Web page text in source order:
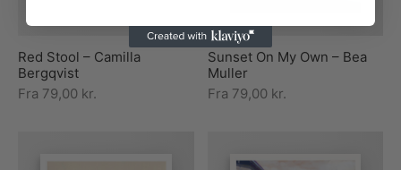
Red Stool – Camilla
Bergqvist
Fra 79,00 kr.
Sunset On My Own – Bea
Muller
Fra 79,00 kr.